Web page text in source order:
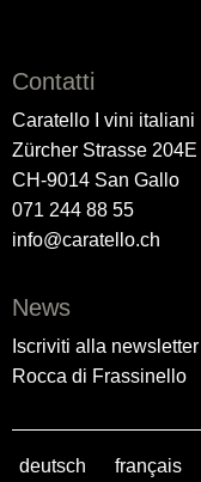
Contatti
Caratello I vini italiani
Zürcher Strasse 204E
CH-9014 San Gallo
071 244 88 55
info@caratello.ch
News
Iscriviti alla newsletter
Rocca di Frassinello
deutsch français